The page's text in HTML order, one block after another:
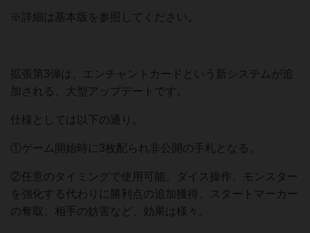
※詳細は基本版を参照してください。
拡張第3弾は、エンチャントカードという新システムが追
加される、大型アップデートです。
仕様としては以下の通り。
①ゲーム開始時に3枚配られ非公開の手札となる。
②任意のタイミングで使用可能。ダイス操作、モンスター
を強化する代わりに勝利点の追加獲得、スタートマーカー
の奪取、相手の妨害など、効果は様々。